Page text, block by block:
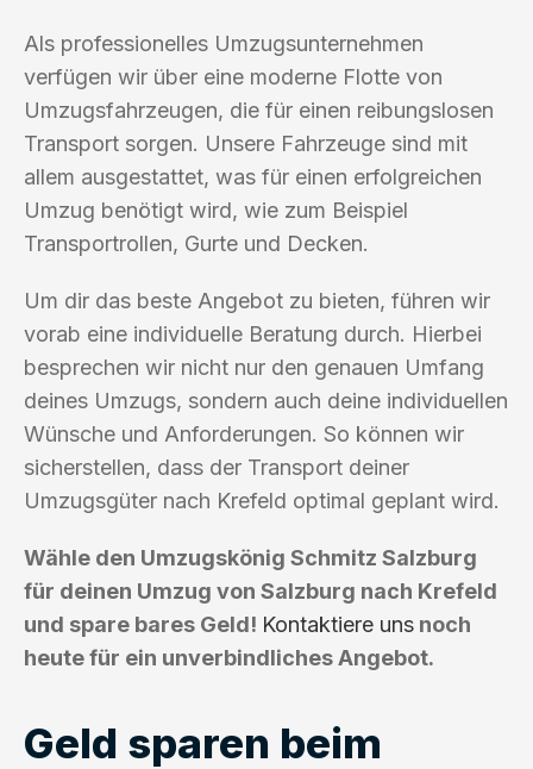
Als professionelles Umzugsunternehmen
verfügen wir über eine moderne Flotte von
Umzugsfahrzeugen, die für einen reibungslosen
Transport sorgen. Unsere Fahrzeuge sind mit
allem ausgestattet, was für einen erfolgreichen
Umzug benötigt wird, wie zum Beispiel
Transportrollen, Gurte und Decken.
Um dir das beste Angebot zu bieten, führen wir
vorab eine individuelle Beratung durch. Hierbei
besprechen wir nicht nur den genauen Umfang
deines Umzugs, sondern auch deine individuellen
Wünsche und Anforderungen. So können wir
sicherstellen, dass der Transport deiner
Umzugsgüter nach Krefeld optimal geplant wird.
Wähle den Umzugskönig Schmitz Salzburg
für deinen Umzug von Salzburg nach Krefeld
und spare bares Geld! Kontaktiere uns noch
heute für ein unverbindliches Angebot.
Geld sparen beim